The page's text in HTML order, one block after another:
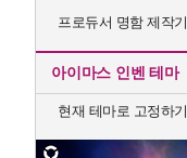
프로듀서 명함 제작기
아이마스 인벤 테마
현재 테마로 고정하기